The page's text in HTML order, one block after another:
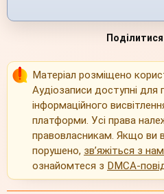
Матеріал розміщено
Аудіозаписи доступні для
інформаційного
платформи. Усі права
правовласникам. Якщо ви
порушено, зв’яжіться з
ознайомтеся з DMCA-